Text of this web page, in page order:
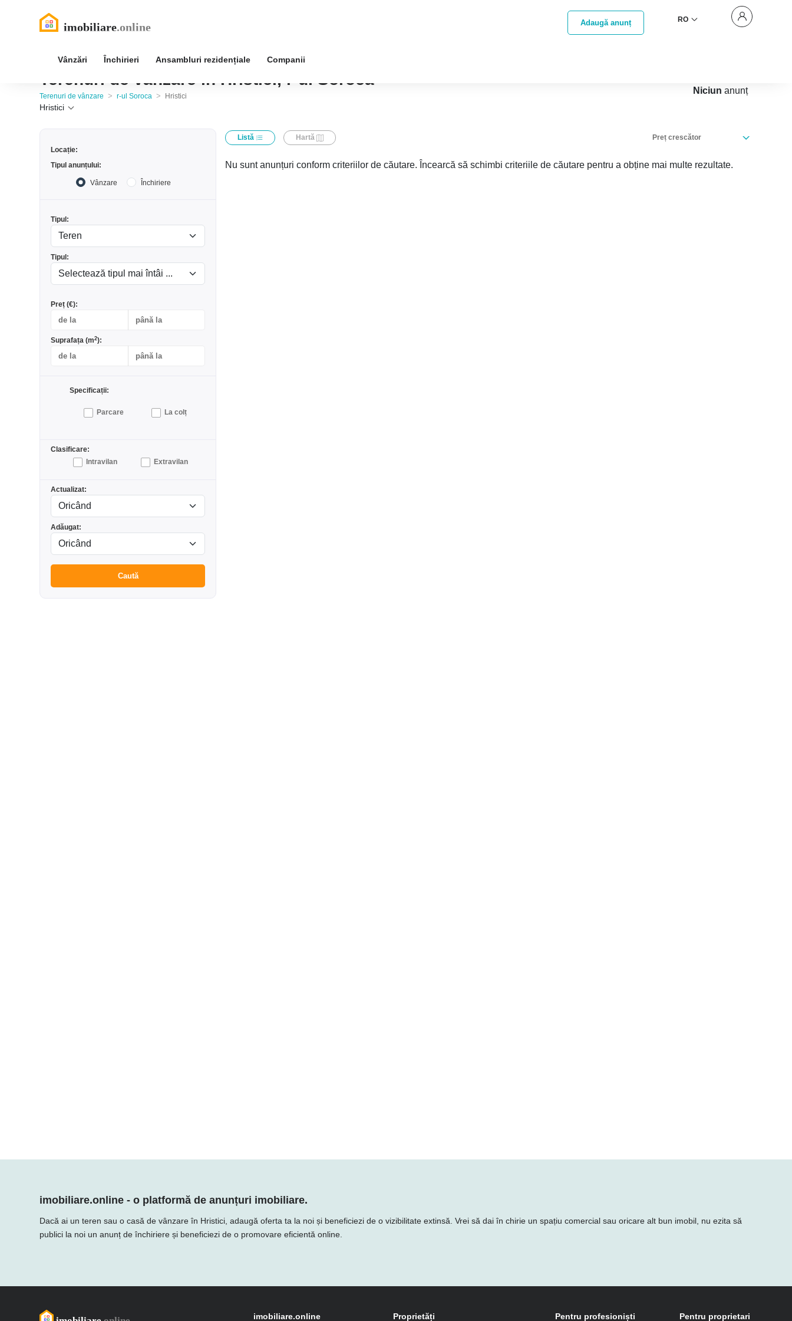
Adaugă anunț RO
Vânzări Închirieri Ansambluri rezidențiale Companii
Terenuri de vânzare în Hristici, r-ul Soroca
Terenuri de vânzare > r-ul Soroca > Hristici
Hristici
Niciun anunț
Locație:
Tipul anunțului:
Vânzare Închiriere
Tipul:
Tipul:
Preț (€):
Suprafața (m2):
Specificații:
Parcare La colț
Clasificare:
Intravilan
Extravilan
Actualizat:
Adăugat:
Caută
Listă Hartă Preț crescător
Nu sunt anunțuri conform criteriilor de căutare. Încearcă să schimbi criteriile de căutare pentru a obține mai multe rezultate.
imobiliare.online - o platformă de anunțuri imobiliare.
Dacă ai un teren sau o casă de vânzare în Hristici, adaugă oferta ta la noi și beneficiezi de o vizibilitate extinsă. Vrei să dai în chirie un spațiu comercial sau oricare alt bun imobil, nu ezita să
publici la noi un anunț de închiriere și beneficiezi de o promovare eficientă online.
imobiliare.online Proprietăți Pentru profesioniști Pentru proprietari